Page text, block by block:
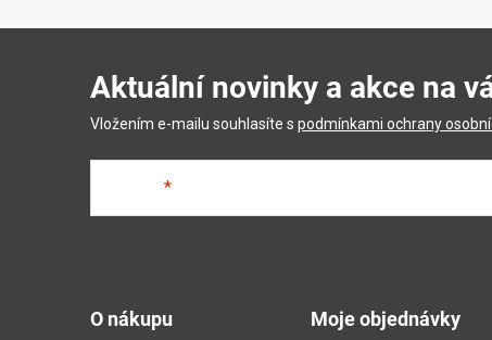
y
v
ý
u
Aktuální novinky a akce na
Vložením e-mailu souhlasíte s podmínkami ochrany
O nákupu Moje objednávky